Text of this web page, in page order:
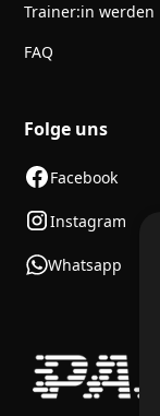
Trainer:in werden
FAQ
Folge uns
Facebook
Instagram
Whatsapp